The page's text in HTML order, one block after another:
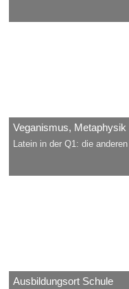
Veganismus, Metaphysik
Latein in der Q1: die
Ausbildungsort Schule